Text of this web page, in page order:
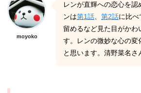
moyoko
レンが直輝への恋心を認
ンは第1話 第2話に比べ
留めるなど見た目がかわ
す。レンの微妙な心の変
と思います。清野菜名さ